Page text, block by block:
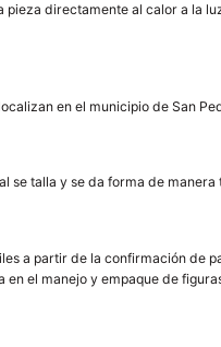
directamente al calor a la
en el municipio de San
se talla y se da forma de
a partir de la confirmación de
en el manejo y empaque de